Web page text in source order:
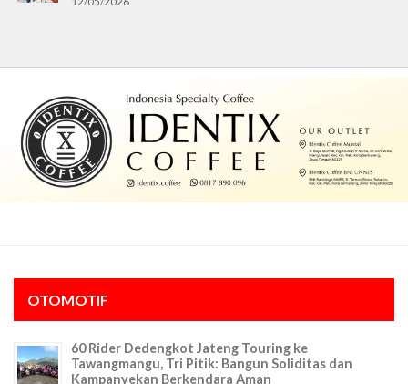
OTOMOTIF
60 Rider Dedengkot Jateng Touring ke
Tawangmangu, Tri Pitik: Bangun Soliditas dan
Kampanyekan Berkendara Aman